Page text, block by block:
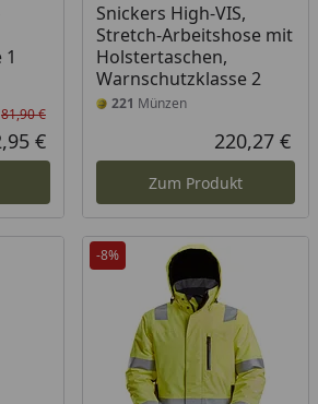
Rabatt in Prozent
Ursprünglicher Preis
81,90 €
Aktueller Preis
€
Snickers High-VIS,
Stretch-Arbeitshose mit
Holstertaschen,
Warnschutzklasse 2
221 Münzen
220,27 €
Zum Produkt
-8%